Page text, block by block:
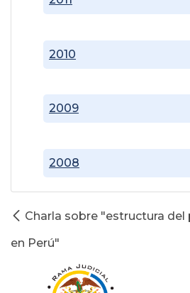
2008
2009
2010
Charla sobre "estructura del
en Perú"